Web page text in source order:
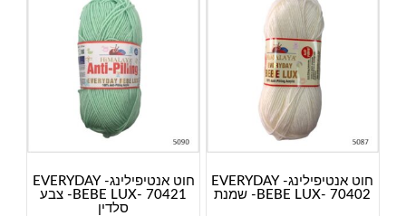
חוט אנטיפילינג- EVERYDAY
BEBE LUX- 70402- שמנת
חוט אנטיפילינג- EVERYDAY
BEBE LUX- 70421- צבע
סלדין